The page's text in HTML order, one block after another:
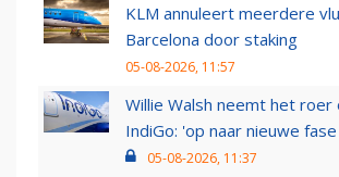
KLM annuleert meerdere
Barcelona door staking
05-08-2026, 11:57
Willie Walsh neemt het roer
IndiGo: 'op naar nieuwe
05-08-2026, 11:37